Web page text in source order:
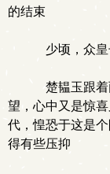
的结束
少顷，众皇
楚韫玉跟着
望，心中又是惊
代，惶恐于这是
得有些压抑